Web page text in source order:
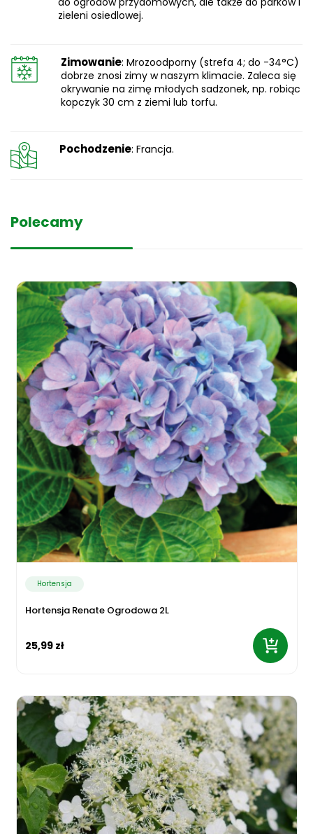
zieleni osiedlowej.
Zimowanie: Mrozoodporny (strefa 4; do -34°C)
dobrze znosi zimy w naszym klimacie. Zaleca się
okrywanie na zimę młodych sadzonek, np. robiąc
kopczyk 30 cm z ziemi lub torfu.
Pochodzenie: Francja.
Polecamy
Hortensja
Hortensja Renate Ogrodowa 2L
25,99 zł